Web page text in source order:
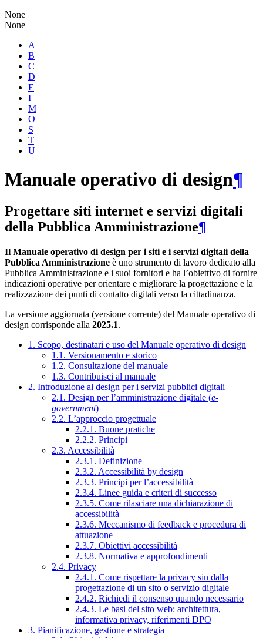
None
None
A
B
C
D
E
I
M
O
S
T
U
Manuale operativo di design¶
Progettare siti internet e servizi digitali
della Pubblica Amministrazione¶
Il Manuale operativo di design per i siti e i servizi digitali della
Pubblica Amministrazione è uno strumento di lavoro dedicato alla
Pubblica Amministrazione e i suoi fornitori e ha l’obiettivo di fornire
indicazioni operative per orientare e migliorare la progettazione e la
realizzazione dei punti di contatto digitali verso la cittadinanza.
La versione aggiornata (versione corrente) del Manuale operativo di
design corrisponde alla 2025.1.
1. Scopo, destinatari e uso del Manuale operativo di design
1.1. Versionamento e storico
1.2. Consultazione del manuale
1.3. Contribuisci al manuale
2. Introduzione al design per i servizi pubblici digitali
2.1. Design per l’amministrazione digitale (e-
government)
2.2. L’approccio progettuale
2.2.1. Buone pratiche
2.2.2. Principi
2.3. Accessibilità
2.3.1. Definizione
2.3.2. Accessibilità by design
2.3.3. Principi per l’accessibilità
2.3.4. Linee guida e criteri di successo
2.3.5. Come rilasciare una dichiarazione di
accessibilità
2.3.6. Meccanismo di feedback e procedura di
attuazione
2.3.7. Obiettivi accessibilità
2.3.8. Normativa e approfondimenti
2.4. Privacy
2.4.1. Come rispettare la privacy sin dalla
progettazione di un sito o servizio digitale
2.4.2. Richiedi il consenso quando necessario
2.4.3. Le basi del sito web: architettura,
informativa privacy, riferimenti DPO
3. Pianificazione, gestione e strategia